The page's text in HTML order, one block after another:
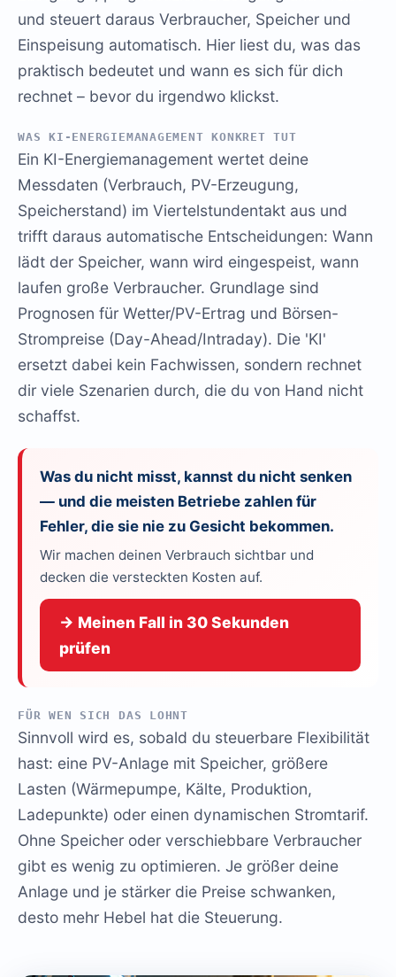
und steuert daraus Verbraucher, Speicher und
Einspeisung automatisch. Hier liest du, was das
praktisch bedeutet und wann es sich für dich
rechnet – bevor du irgendwo klickst.
WAS KI-ENERGIEMANAGEMENT KONKRET TUT
Ein KI-Energiemanagement wertet deine
Messdaten (Verbrauch, PV-Erzeugung,
Speicherstand) im Viertelstundentakt aus und
trifft daraus automatische Entscheidungen: Wann
lädt der Speicher, wann wird eingespeist, wann
laufen große Verbraucher. Grundlage sind
Prognosen für Wetter/PV-Ertrag und Börsen-
Strompreise (Day-Ahead/Intraday). Die 'KI'
ersetzt dabei kein Fachwissen, sondern rechnet
dir viele Szenarien durch, die du von Hand nicht
schaffst.
Was du nicht misst, kannst du nicht senken
— und die meisten Betriebe zahlen für
Fehler, die sie nie zu Gesicht bekommen.
Wir machen deinen Verbrauch sichtbar und
decken die versteckten Kosten auf.
→ Meinen Fall in 30 Sekunden
prüfen
FÜR WEN SICH DAS LOHNT
Sinnvoll wird es, sobald du steuerbare Flexibilität
hast: eine PV-Anlage mit Speicher, größere
Lasten (Wärmepumpe, Kälte, Produktion,
Ladepunkte) oder einen dynamischen Stromtarif.
Ohne Speicher oder verschiebbare Verbraucher
gibt es wenig zu optimieren. Je größer deine
Anlage und je stärker die Preise schwanken,
desto mehr Hebel hat die Steuerung.